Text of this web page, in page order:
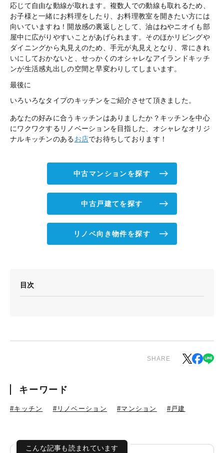
応じて自由な動線が取れます。複数人での動線も取れるため、
お子様と一緒にお料理をしたり、お料理教室を開きたい方には
向いていますね！開放感の裏返しとして、油はねやニオイも部
屋中に広がりやすいことがあげられます。そのほかリビングや
ダイニングから丸見えのため、手元が丸見えとなり、常にきれ
いにしておかないと、せっかくのオシャレなアイランドキッチ
ンが生活感丸出しの空間と早変わりしてしまいます。
最後に
いろいろなタイプのキッチンをご紹介させて頂きました。
あなたの好みに合うキッチンはありましたか？キッチンを中心
にワクワクするリノベーションを目指した、オシャレなオリジ
ナルキッチンのあるお店でお待ちしております！
中古マンションを探す
中古戸建てを探す
リノベ向き物件を探す
目次
SHARE
キーワード
#キッチン #リノベーション #マンション #戸建
こんな記事も読まれています